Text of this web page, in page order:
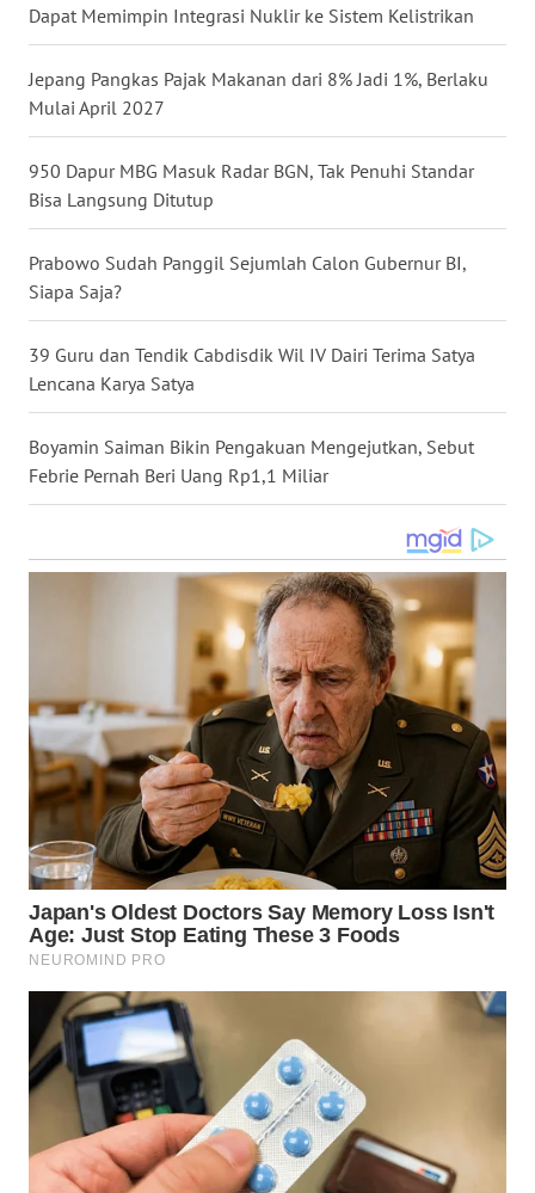
Dapat Memimpin Integrasi Nuklir ke Sistem Kelistrikan
Jepang Pangkas Pajak Makanan dari 8% Jadi 1%, Berlaku
Mulai April 2027
950 Dapur MBG Masuk Radar BGN, Tak Penuhi Standar
Bisa Langsung Ditutup
Prabowo Sudah Panggil Sejumlah Calon Gubernur BI,
Siapa Saja?
39 Guru dan Tendik Cabdisdik Wil IV Dairi Terima Satya
Lencana Karya Satya
Boyamin Saiman Bikin Pengakuan Mengejutkan, Sebut
Febrie Pernah Beri Uang Rp1,1 Miliar
WN
BEKASI
WN
BOGOR
WN
WN
WN
PADANG
CIANJUR
WN
KEPULAUAN
SERIBU
WN
TANGERANG
BINJAI
WN
CIREBON
WN
INDRAMAYU